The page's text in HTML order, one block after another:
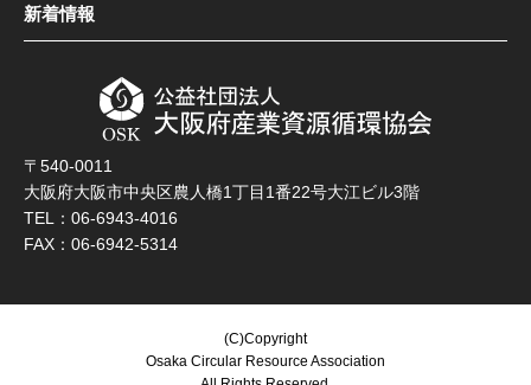
新着情報
〒540-0011
大阪府大阪市中央区農人橋1丁目1番22号大江ビル3階
TEL：06-6943-4016
FAX：06-6942-5314
(C)Copyright
Osaka Circular Resource Association